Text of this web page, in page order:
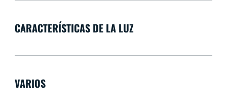
CARACTERÍSTICAS DE LA LUZ
VARIOS